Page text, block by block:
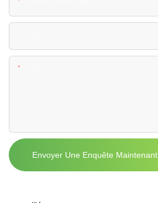
Envoyer Une Enquête Maintenant